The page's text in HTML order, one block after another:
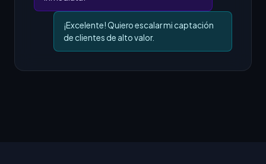
¡Excelente! Quiero escalar mi captación
de clientes de alto valor.